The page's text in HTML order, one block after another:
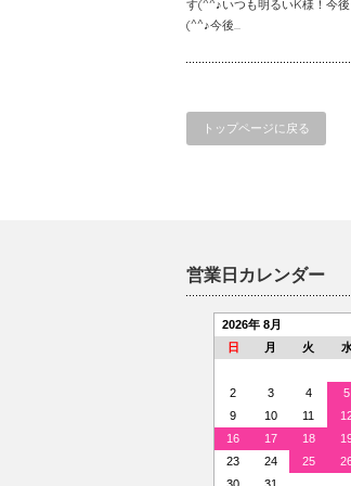
す(^^♪いつも明るいK様！今
(^^♪今後...
トップページに戻る
営業日カレンダー
2026年 8月
日
月 火
2
3 4 5
9
10 11
16
17 18
23
24 25